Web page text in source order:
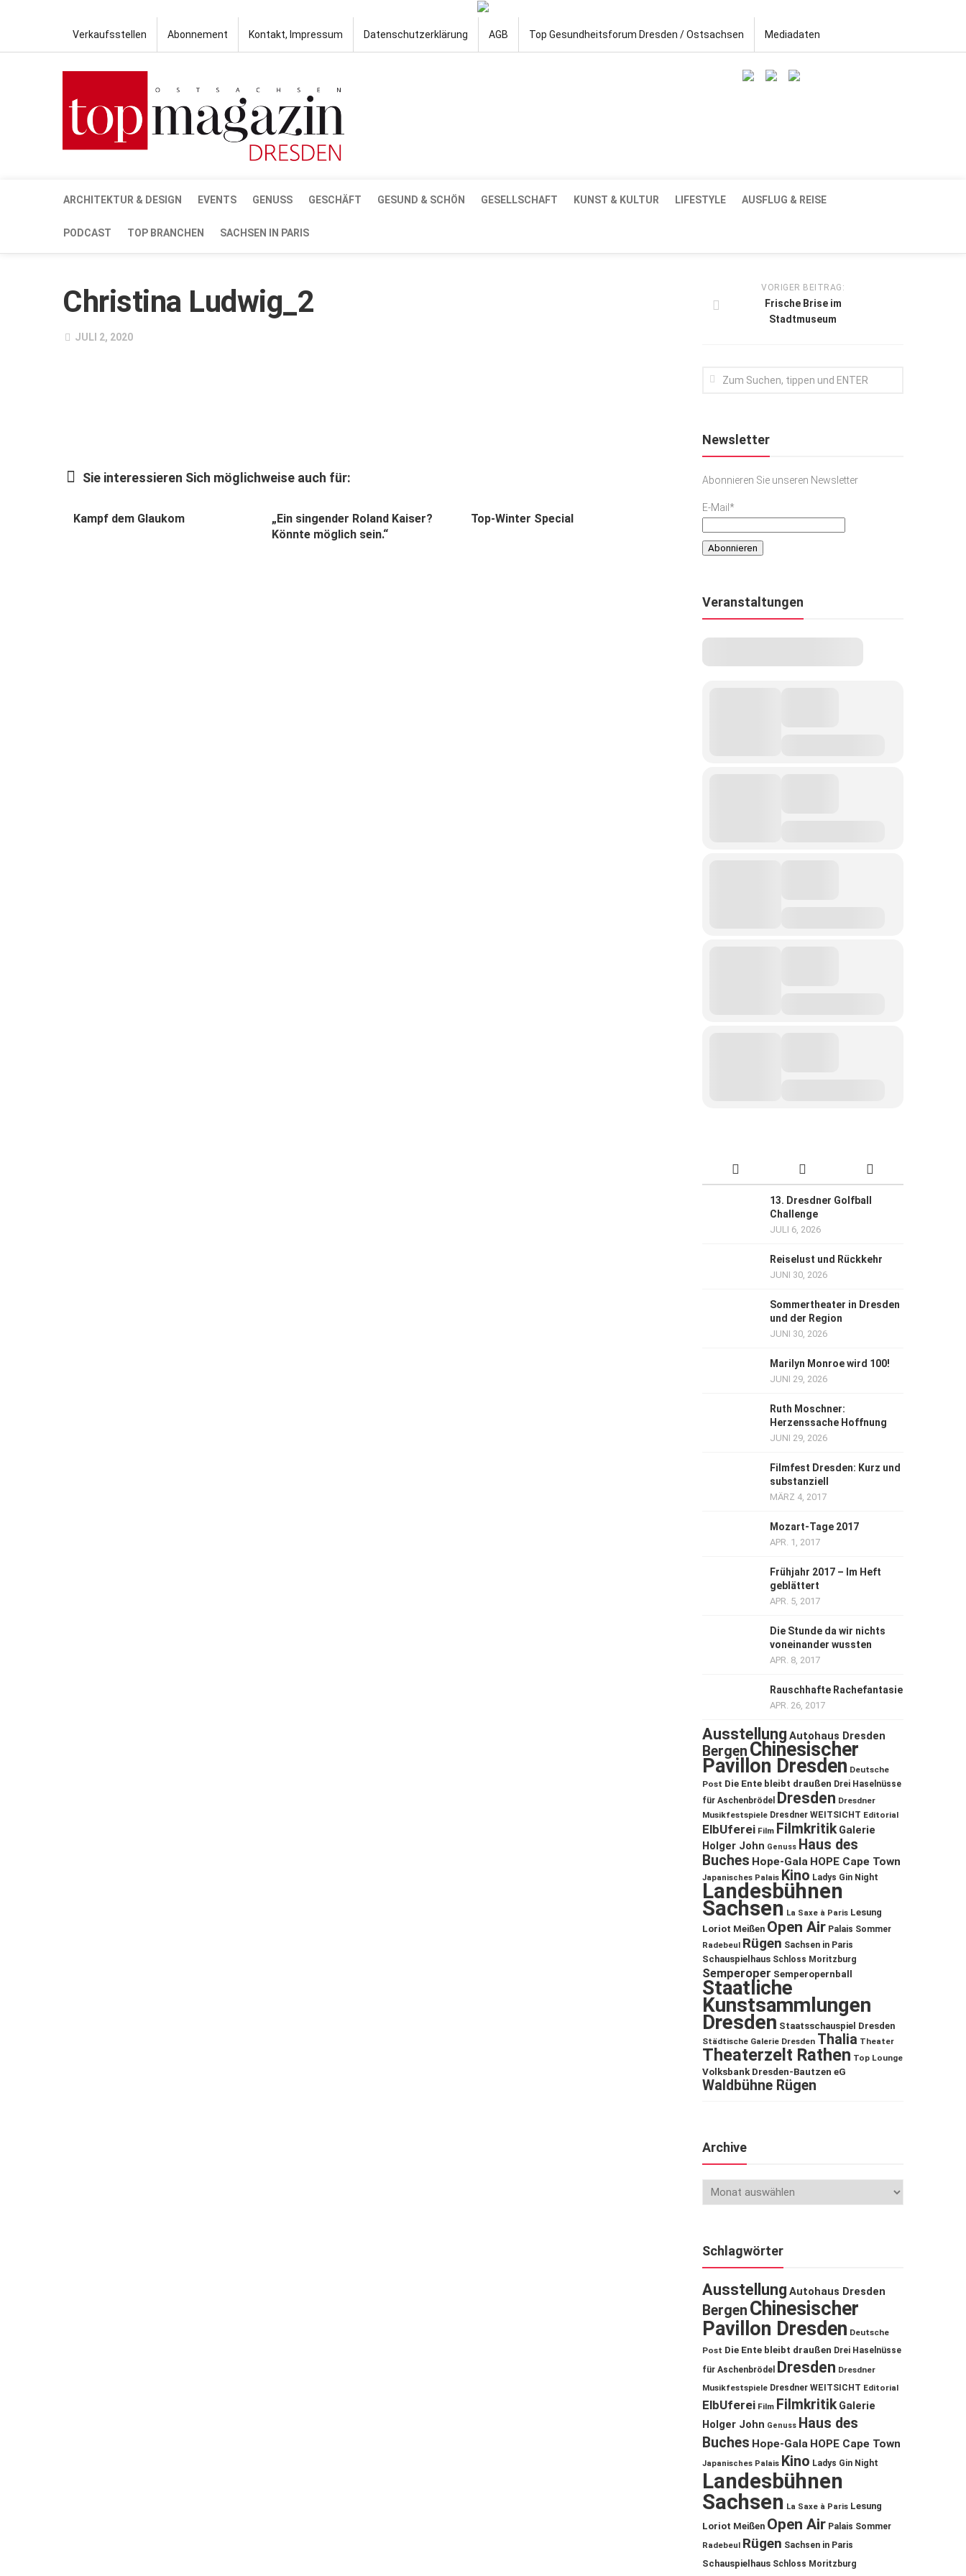
Verkaufsstellen Abonnement Kontakt, Impressum Datenschutzerklärung AGB Top Gesundheitsforum Dresden / Ostsachsen Mediadaten
ARCHITEKTUR & DESIGN EVENTS GENUSS GESCHÄFT GESUND & SCHÖN GESELLSCHAFT KUNST & KULTUR LIFESTYLE AUSFLUG & REISE
PODCAST TOP BRANCHEN SACHSEN IN PARIS
Christina Ludwig_2
JULI 2, 2020
Sie interessieren Sich möglichweise auch für:
Kampf dem Glaukom
„Ein singender Roland Kaiser?
Könnte möglich sein.“
Top-Winter Special
VORIGER BEITRAG:
Frische Brise im
Stadtmuseum
Newsletter
Abonnieren Sie unseren Newsletter
E-Mail*
Veranstaltungen
13. Dresdner Golfball
Challenge
JULI 6, 2026
Reiselust und Rückkehr
JUNI 30, 2026
Sommertheater in Dresden
und der Region
JUNI 30, 2026
Marilyn Monroe wird 100!
JUNI 29, 2026
Ruth Moschner:
Herzenssache Hoffnung
JUNI 29, 2026
Filmfest Dresden: Kurz und
substanziell
MÄRZ 4, 2017
Mozart-Tage 2017
APR. 1, 2017
Frühjahr 2017 – Im Heft
geblättert
APR. 5, 2017
Die Stunde da wir nichts
voneinander wussten
APR. 8, 2017
Rauschhafte Rachefantasie
APR. 26, 2017
Ausstellung Autohaus Dresden
Bergen Chinesischer
Pavillon Dresden Deutsche
Post Die Ente bleibt draußen Drei Haselnüsse
für Aschenbrödel
Dresden Dresdner
Musikfestspiele Dresdner WEITSICHT Editorial
ElbUferei Film Filmkritik Galerie
Holger John Genuss Haus des
Buches Hope-Gala HOPE Cape Town
Japanisches Palais Kino Ladys Gin Night
Landesbühnen
Sachsen La Saxe à Paris Lesung
Loriot Meißen Open Air Palais Sommer
Radebeul Rügen Sachsen in Paris
Schauspielhaus Schloss Moritzburg
Semperoper Semperopernball
Staatliche
Kunstsammlungen
Dresden Staatsschauspiel Dresden
Städtische Galerie Dresden Thalia Theater
Theaterzelt Rathen Top Lounge
Volksbank Dresden-Bautzen eG
Waldbühne Rügen
Archive
Schlagwörter
Ausstellung Autohaus Dresden
Bergen Chinesischer
Pavillon Dresden Deutsche
Post Die Ente bleibt draußen Drei Haselnüsse
für Aschenbrödel
Dresden Dresdner
Musikfestspiele Dresdner WEITSICHT Editorial
ElbUferei Film Filmkritik Galerie
Holger John Genuss Haus des
Buches Hope-Gala HOPE Cape Town
Japanisches Palais Kino Ladys Gin Night
Landesbühnen
Sachsen La Saxe à Paris Lesung
Loriot Meißen Open Air Palais Sommer
Radebeul Rügen Sachsen in Paris
Schauspielhaus Schloss Moritzburg